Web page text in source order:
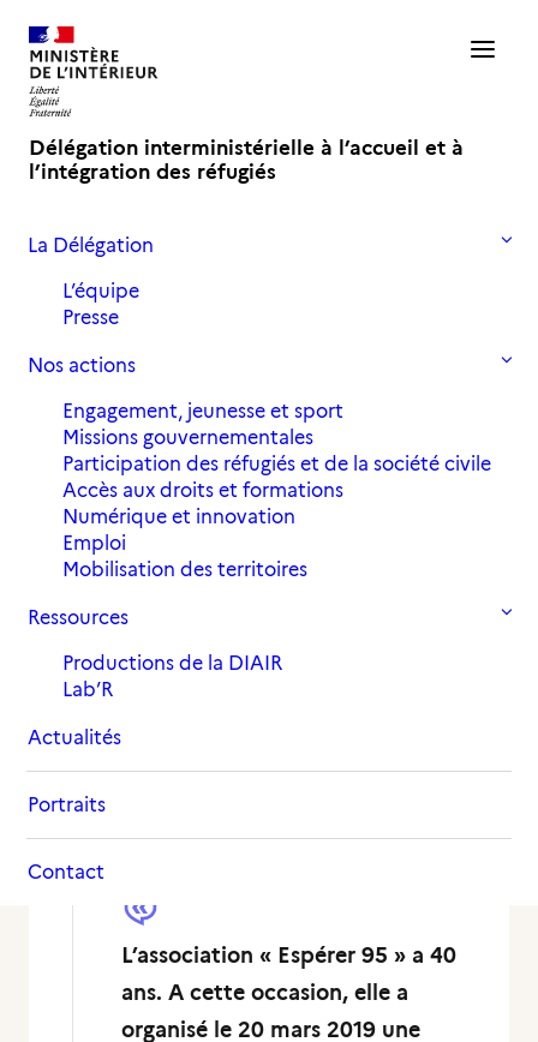
Délégation interministérielle à l’accueil et à
l’intégration des réfugiés
La Délégation
L’équipe
Presse
Nos actions
Engagement, jeunesse et sport
Missions gouvernementales
Participation des réfugiés et de la société civile
Accès aux droits et formations
Numérique et innovation
Emploi
Mobilisation des territoires
Ressources
Productions de la DIAIR
Lab’R
Actualités
Portraits
Contact
conférence "Migration et
économie"
11 avril 2019
L’association « Espérer 95 » a 40
ans. A cette occasion, elle a
organisé le 20 mars 2019 une